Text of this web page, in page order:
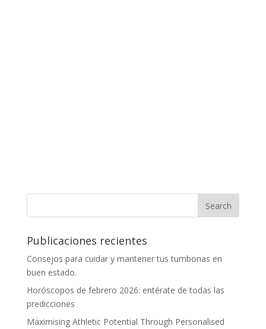
Publicaciones recientes
Consejos para cuidar y mantener tus tumbonas en
buen estado.
Horóscopos de febrero 2026: entérate de todas las
predicciones
Maximising Athletic Potential Through Personalised